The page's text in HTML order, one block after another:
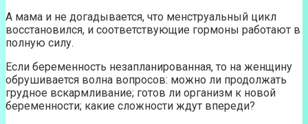
А мама и не догадывается, что менструальный цикл
восстановился, и соответствующие гормоны работают в
полную силу.
Если беременность незапланированная, то на женщину
обрушивается волна вопросов: можно ли продолжать
грудное вскармливание; готов ли организм к новой
беременности; какие сложности ждут впереди?